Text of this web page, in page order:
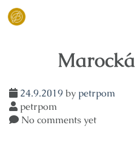
Skip
24.9.2019by petrpom
petrpom
No comments yet